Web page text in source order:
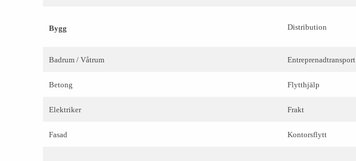
Bygg Distribution
Badrum / Våtrum Entreprenadtransport
Betong Flytthjälp
Elektriker Frakt
Fasad Kontorsflytt